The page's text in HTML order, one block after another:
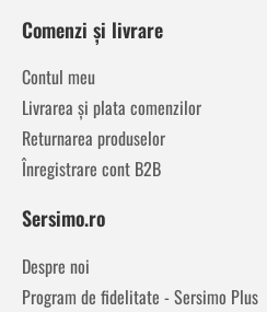
Comenzi și livrare
Contul meu
Livrarea și plata comenzilor
Returnarea produselor
Înregistrare cont B2B
Sersimo.ro
Despre noi
Program de fidelitate - Sersimo Plus